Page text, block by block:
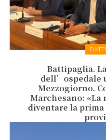
Battipaglia.
dell’ospedale
Mezzogiorno.
Marchesano: «La
diventare la